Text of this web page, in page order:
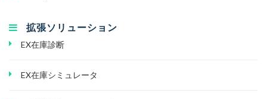
拡張ソリューション
EX在庫診断
EX在庫シミュレータ